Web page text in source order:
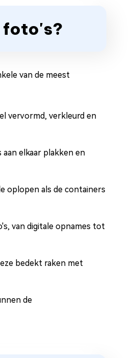
foto's?
van de meest
vervormd, verkleurd en
elkaar plakken en
oplopen als de containers
van digitale opnames tot
bedekt raken met
de